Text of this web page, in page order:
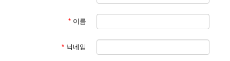
* 이름
* 닉네임